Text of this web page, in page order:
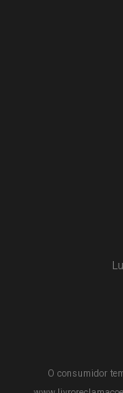
O consumidor